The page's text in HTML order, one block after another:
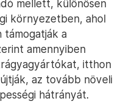
mellett, különösen
környezetben, ahol
támogatják a
amennyiben
itthon
az tovább növeli
hátrányát.